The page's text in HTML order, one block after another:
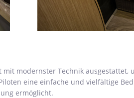
modernster Technik
eine einfache und vielfältige
ermöglicht.